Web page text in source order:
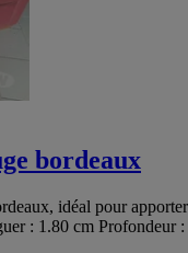
bordeaux
idéal pour
: 1.80 cm Profondeur